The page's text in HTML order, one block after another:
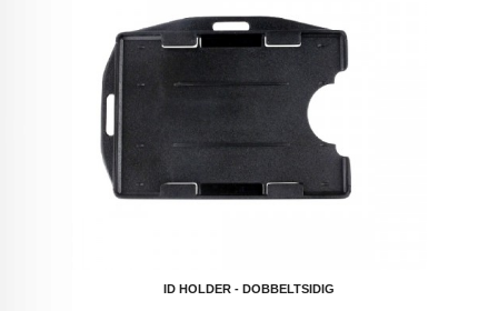
ID HOLDER - DOBBELTSIDIG